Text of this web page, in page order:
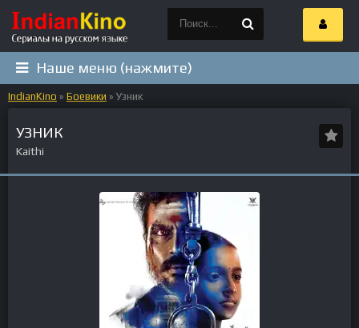
Наше меню (нажмите)
IndianKino » Боевики » Узник
УЗНИК
Kaithi